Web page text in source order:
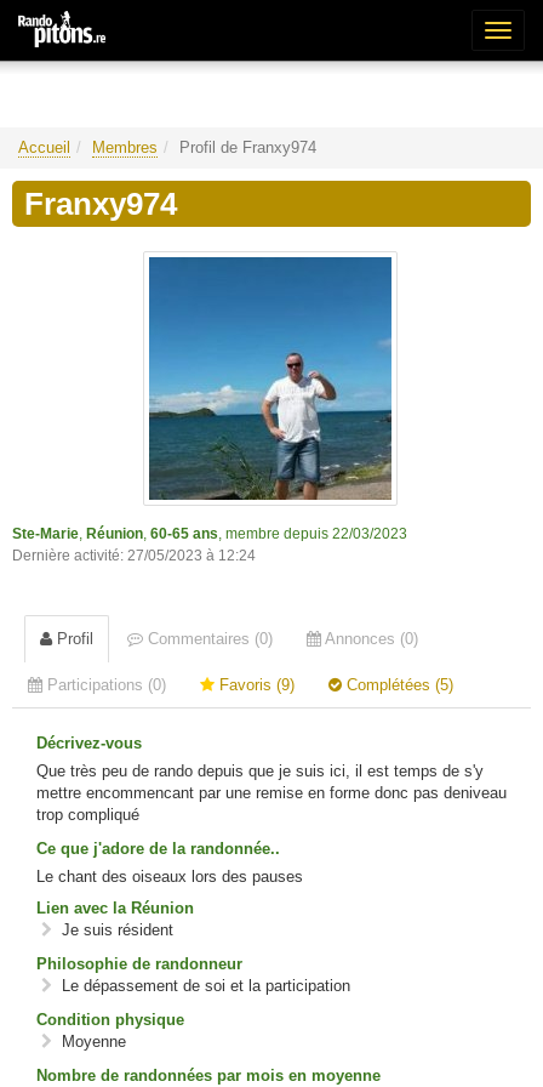
Accueil Membres Profil de Franxy974
Franxy974
Ste-Marie Réunion 60-65 ans , membre depuis 22/03/2023
Dernière activité: 27/05/2023 à 12:24
Profil Commentaires (0) Annonces (0)
Participations (0) Favoris (9) Complétées (5)
Décrivez-vous
Que très peu de rando depuis que je suis ici, il est temps de s'y
mettre encommencant par une remise en forme donc pas deniveau
trop compliqué
Ce que j'adore de la randonnée..
Le chant des oiseaux lors des pauses
Lien avec la Réunion
Je suis résident
Philosophie de randonneur
Le dépassement de soi et la participation
Condition physique
Moyenne
Nombre de randonnées par mois en moyenne